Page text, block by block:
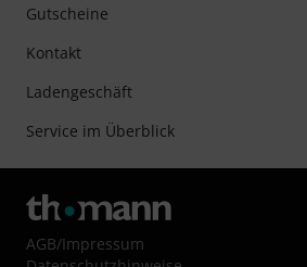
Gutscheine
Kontakt
Ladengeschäft
Service im Überblick
AGB/Impressum